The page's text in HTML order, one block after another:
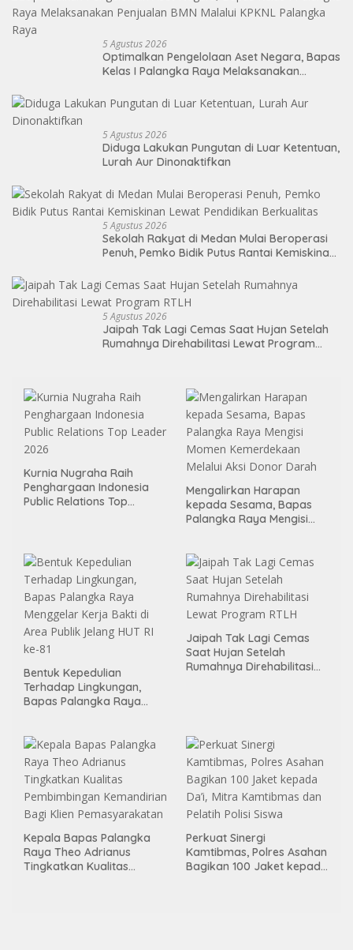
5 Agustus 2026
Optimalkan Pengelolaan Aset Negara, Bapas
Kelas I Palangka Raya Melaksanakan
5 Agustus 2026
Diduga Lakukan Pungutan di Luar Ketentuan,
Lurah Aur Dinonaktifkan
5 Agustus 2026
Sekolah Rakyat di Medan Mulai Beroperasi
Penuh, Pemko Bidik Putus Rantai Kemiskinan
5 Agustus 2026
Jaipah Tak Lagi Cemas Saat Hujan Setelah
Rumahnya Direhabilitasi Lewat Program
Kurnia Nugraha Raih
Penghargaan Indonesia
Public Relations Top
Mengalirkan Harapan
kepada Sesama, Bapas
Palangka Raya Mengisi
Bentuk Kepedulian
Terhadap Lingkungan,
Bapas Palangka Raya
ke-81
Jaipah Tak Lagi Cemas
Saat Hujan Setelah
Rumahnya Direhabilitasi
Kepala Bapas Palangka
Raya Theo Adrianus
Tingkatkan Kualitas
Perkuat Sinergi
Kamtibmas, Polres Asahan
Bagikan 100 Jaket kepada